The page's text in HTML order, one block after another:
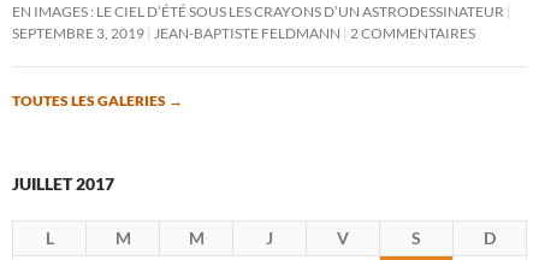
EN IMAGES : LE CIEL D’ÉTÉ SOUS LES CRAYONS D’UN ASTRODESSINATEUR
SEPTEMBRE 3, 2019
JEAN-BAPTISTE FELDMANN 2 COMMENTAIRES
TOUTES LES GALERIES →
JUILLET 2017
L M M J V S
D